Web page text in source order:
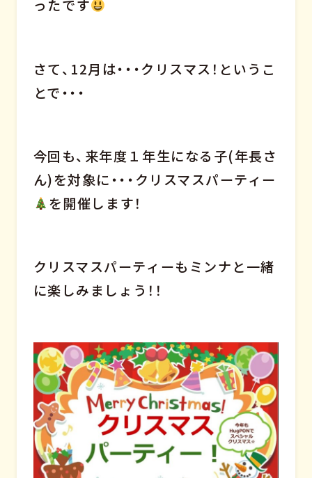
ったです
さて、12月は・・・クリスマス！というこ
とで・・・
今回も、来年度１年生になる子(年長さ
ん)を対象に・・・クリスマスパーティー
を開催します！
クリスマスパーティーもミンナと一緒
に楽しみましょう！！